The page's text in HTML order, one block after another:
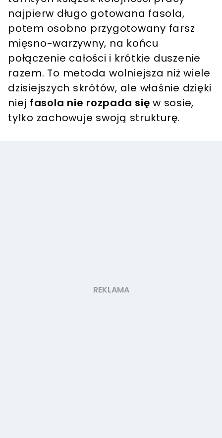
najpierw długo gotowana fasola,
potem osobno przygotowany farsz
mięsno-warzywny, na końcu
połączenie całości i krótkie duszenie
razem. To metoda wolniejsza niż wiele
dzisiejszych skrótów, ale właśnie dzięki
niej fasola nie rozpada się w sosie,
tylko zachowuje swoją strukturę.